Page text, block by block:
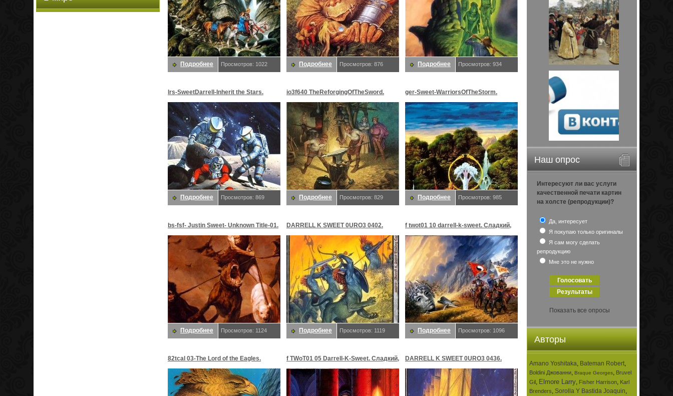
Наш опрос
Интересуют ли вас услуги
качественной печати картин
на холсте (репродукции)?
Да, интересует
Я покупаю только оригиналы
Я сам могу сделать
репродукцию
Мне это не нужно
Показать все опросы
Авторы
Amano Yoshitaka, Bateman Robert,
Boldini Джованни, Braque Georges, Bruvel
Gil, Elmore Larry, Fisher Harrison, Karl
Brenders, Sorolla Y Bastida Joaquin,
Подробнее Просмотров: 1022 Подробнее Просмотров: 876 Подробнее Просмотров: 934
lrs-SweetDarrell-Inherit the Stars.
Сладкий, Даррелл K
Подробнее Просмотров: 869
io3f640 TheReforgingOfTheSword.
Сладкий, Даррелл K
Подробнее Просмотров: 829
ger-Sweet-WarriorsOfTheStorm.
Сладкий, Даррелл K
Подробнее Просмотров: 985
bs-fsf- Justin Sweet- Unknown Title-01.
Сладкий, Джастин
Подробнее Просмотров: 1124
DARRELL K SWEET 0URO3 0402.
Сладкий, Даррелл K
Подробнее Просмотров: 1119
f twot01 10 darrell-k-sweet. Сладкий,
Даррелл K
Подробнее Просмотров: 1096
82tcal 03-The Lord of the Eagles.
Сладкий, Даррелл K
f TWoT01 05 Darrell-K-Sweet. Сладкий,
Даррелл K
DARRELL K SWEET 0URO3 0436.
Сладкий, Даррелл K